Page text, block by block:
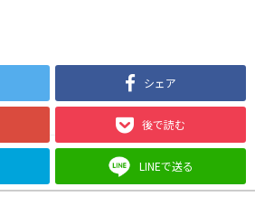
シェア
後で読む
LINEで送る